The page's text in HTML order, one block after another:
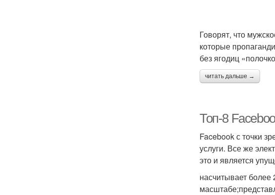
Говорят, что
которые
без ягодиц
читать дальше →
Топ-8
Facebook с точки
услуги. Все же
это и является
насчитывает